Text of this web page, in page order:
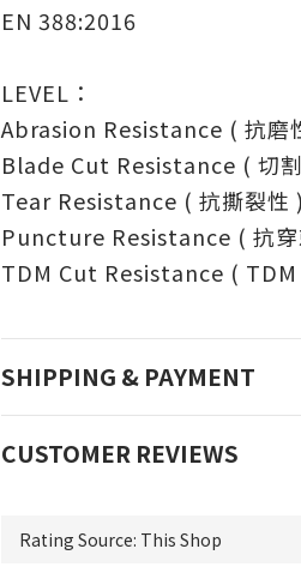
EN 388:2016
LEVEL：
Abrasion Resistance (
Blade Cut Resistance (
Tear Resistance ( 抗
Puncture Resistance (
TDM Cut Resistance ( TDM
SHIPPING & PAYMENT
CUSTOMER REVIEWS